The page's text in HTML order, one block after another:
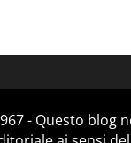
- Questo blog